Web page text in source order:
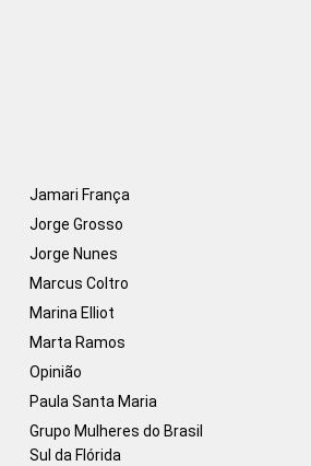
Jamari França
Jorge Grosso
Jorge Nunes
Marcus Coltro
Marina Elliot
Marta Ramos
Opinião
Paula Santa Maria
Grupo Mulheres do Brasil
Sul da Flórida